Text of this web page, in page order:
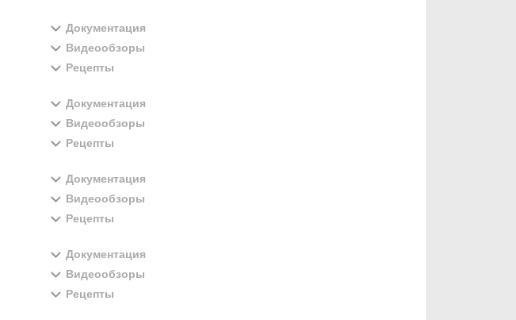
Документация
Видеообзоры
Рецепты
Документация
Видеообзоры
Рецепты
Документация
Видеообзоры
Рецепты
Документация
Видеообзоры
Рецепты